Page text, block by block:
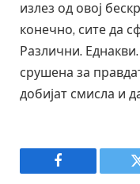
излез од овој
конечно, сите да
Различни.
срушена за
добијат смисла и
Facebook